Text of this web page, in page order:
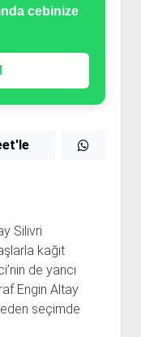
cebinize
Silivri
kağıt
de yancı
Engin Altay
seçimde